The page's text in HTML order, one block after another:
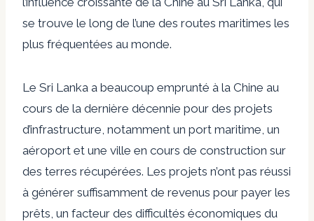
se trouve le long de l’une des routes maritimes les
plus fréquentées au monde.
Le Sri Lanka a beaucoup emprunté à la Chine au
cours de la dernière décennie pour des projets
d’infrastructure, notamment un port maritime, un
aéroport et une ville en cours de construction sur
des terres récupérées. Les projets n’ont pas réussi
à générer suffisamment de revenus pour payer les
prêts, un facteur des difficultés économiques du